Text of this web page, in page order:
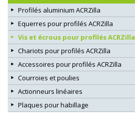
Profilés aluminium ACRZilla
Equerres pour profilés ACRZilla
Vis et écrous pour profilés ACRZilla
Chariots pour profilés ACRZilla
Accessoires pour profilés ACRZilla
Courroies et poulies
Actionneurs linéaires
Plaques pour habillage